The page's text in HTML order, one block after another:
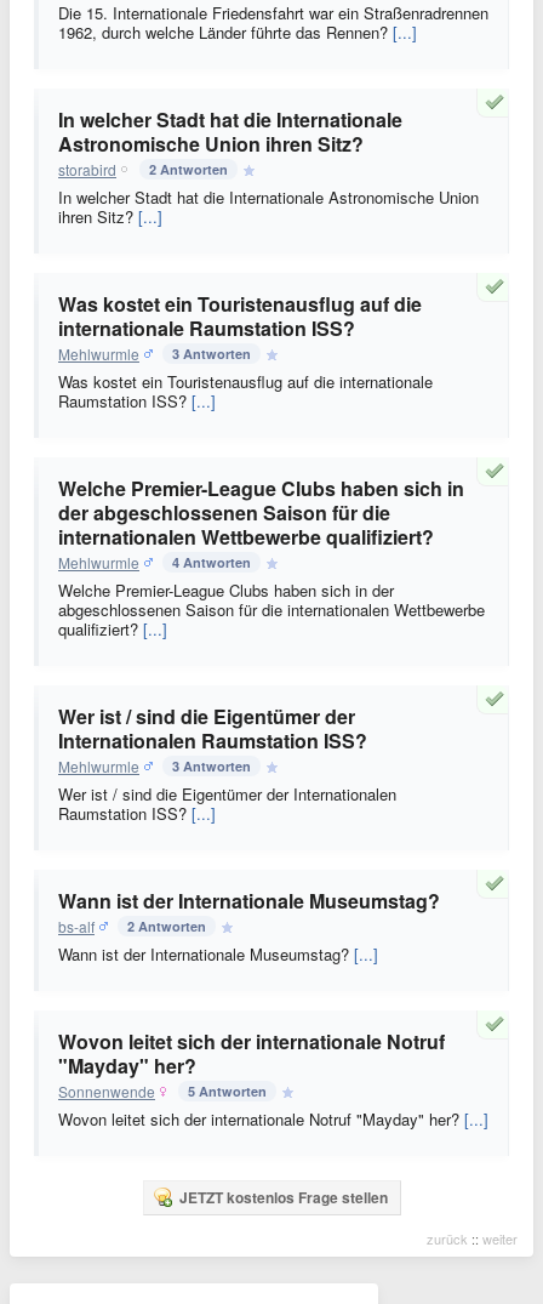
Die 15. Internationale Friedensfahrt war ein Straßenradrennen
1962, durch welche Länder führte das Rennen? [...]
In welcher Stadt hat die Internationale
Astronomische Union ihren Sitz?
storabird 2 Antworten
In welcher Stadt hat die Internationale Astronomische Union
ihren Sitz? [...]
Was kostet ein Touristenausflug auf die
internationale Raumstation ISS?
Mehlwurmle 3 Antworten
Was kostet ein Touristenausflug auf die internationale
Raumstation ISS? [...]
Welche Premier-League Clubs haben sich in
der abgeschlossenen Saison für die
internationalen Wettbewerbe qualifiziert?
Mehlwurmle 4 Antworten
Welche Premier-League Clubs haben sich in der
abgeschlossenen Saison für die internationalen Wettbewerbe
qualifiziert? [...]
Wer ist / sind die Eigentümer der
Internationalen Raumstation ISS?
Mehlwurmle 3 Antworten
Wer ist / sind die Eigentümer der Internationalen
Raumstation ISS? [...]
Wann ist der Internationale Museumstag?
bs-alf 2 Antworten
Wann ist der Internationale Museumstag? [...]
Wovon leitet sich der internationale Notruf
"Mayday" her?
Sonnenwende 5 Antworten
Wovon leitet sich der internationale Notruf "Mayday" her? [...]
JETZT kostenlos Frage stellen
zurück :: weiter